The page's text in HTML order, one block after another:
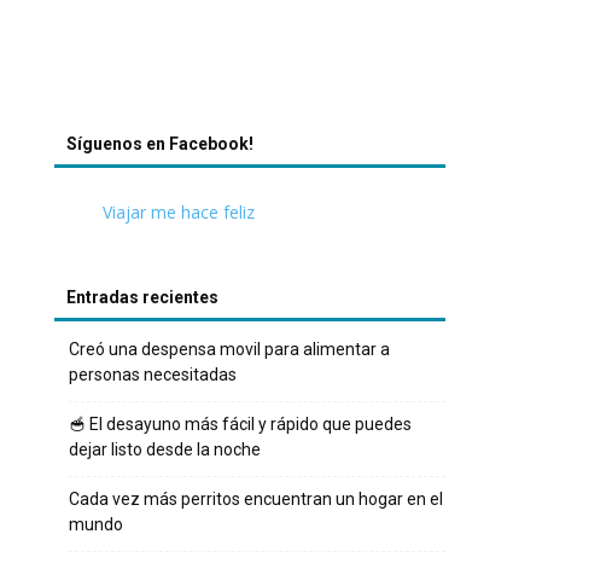
Síguenos en Facebook!
Viajar me hace feliz
Entradas recientes
Creó una despensa movil para alimentar a
personas necesitadas
🥣 El desayuno más fácil y rápido que puedes
dejar listo desde la noche
Cada vez más perritos encuentran un hogar en el
mundo